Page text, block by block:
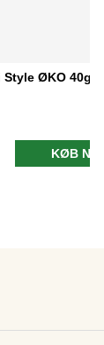
ØKO 40g
KØB NU